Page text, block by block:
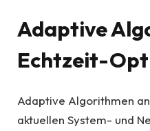
Adaptive
Echtzeit-
Adaptive Algorithmen
aktuellen System- und